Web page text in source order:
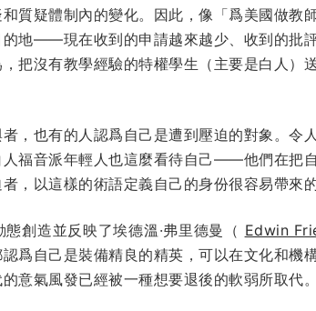
質疑體制內的變化。因此，像「爲美國做
地——現在收到的申請越來越少、收到的批
把沒有教學經驗的特權學生（主要是白人）
，也有的人認爲自己是遭到壓迫的對象。令
福音派年輕人也這麼看待自己——他們在把
，以這樣的術語定義自己的身份很容易帶來
創造並反映了埃德溫·弗里德曼（ Edwin
爲自己是裝備精良的精英，可以在文化和機
意氣風發已經被一種想要退後的軟弱所取代。